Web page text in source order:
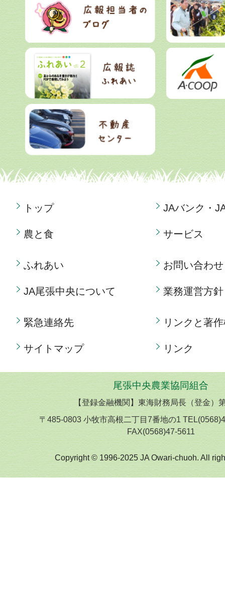
トップ
農と食
JAバンク・
サービス
ふれあい
JA尾張中央について
お問い合わせ
業務運営方針
緊急連絡先
サイトマップ
リンクと著
リンク
尾張中央農業協同組合
【登録金融機関】東海財務局長（登金）
〒485-0803 小牧市高根二丁目7番地の1
FAX(0568)47-5611
Copyright © 1996-2025 JA Owari-chuoh. All